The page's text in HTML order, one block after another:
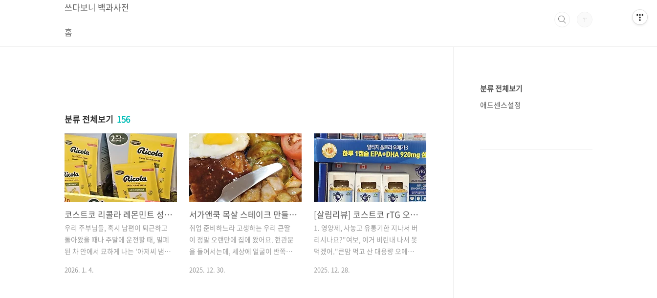
쓰다보니 백과사전
홈
분류 전체보기 156
코스트코 리콜라 레몬민트 성분 리뉴얼 꼼꼼 체크 : 운전하는 남편, 공부하는 아이 간식 추천
우리 주부님들, 혹시 남편이 퇴근하고
돌아왔을 때나 주말에 운전할 때, 밀폐
된 차 안에서 묘하게 나는 '아저씨 냄
요? (저만 그런가요? ㅎㅎ) 담배를 안
2026. 1. 4.
서가앤쿡 목살 스테이크 만들기, 코스트코 소스로 2만원 아끼는 연말 홈파티 요리
취업 준비하느라 고생하는 우리 큰딸
이 정말 오랜만에 집에 왔어요. 현관문
을 들어서는데, 세상에 얼굴이 반쪽이
속상하던지요. 밥은 제대로 챙겨 먹고
2025. 12. 30.
[살림리뷰] 코스트코 rTG 오메가3, 남편이 먼저 찾는 이유 (보관법 & 주의점)
1. 영양제, 사놓고 유통기한 지나서 버
리시나요?"여보, 이거 비린내 나서 못
먹겠어."큰맘 먹고 산 대용량 오메가3,
결국 냉장고 구석에서 유통기한을 넘
2025. 12. 28.
분류 전체보기
애드센스설정